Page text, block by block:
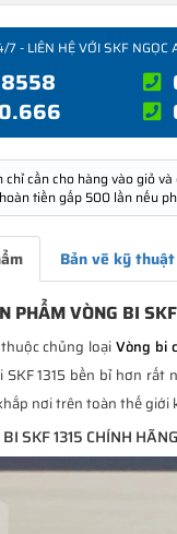
7 - LIÊN HỆ VỚI SKF
cần cho hàng vào giỏ
tiền gấp 500 lần nếu
Bản vẽ kỹ thuật
PHẨM VÒNG BI
chủng loạiVòng bi
SKF 1315 bền bỉ hơn
nơi trên toàn thế giới
SKF 1315 CHÍNH HÃNG